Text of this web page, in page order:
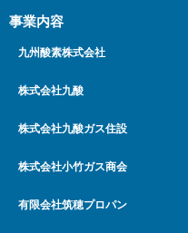
事業内容
九州酸素株式会社
株式会社九酸
株式会社九酸ガス住設
株式会社小竹ガス商会
有限会社筑穂プロパン